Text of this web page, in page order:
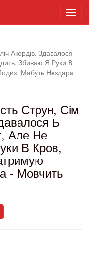
Акордів. Здавалося
Збиваю Я Руки В
Мабуть Нездара
Струн, Сім
Б
Але Не
В Кров,
- Мовчить